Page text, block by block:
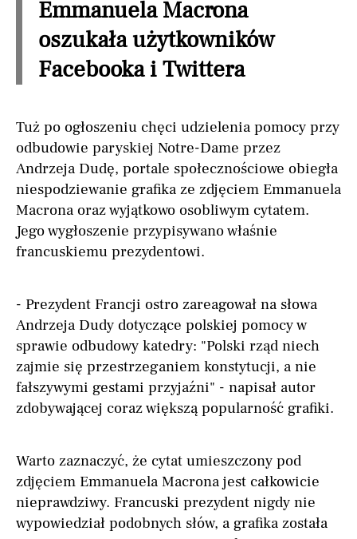
Emmanuela Macrona
oszukała użytkowników
Facebooka i Twittera
Tuż po ogłoszeniu chęci udzielenia pomocy przy
odbudowie paryskiej Notre-Dame przez
Andrzeja Dudę, portale społecznościowe obiegła
niespodziewanie grafika ze zdjęciem Emmanuela
Macrona oraz wyjątkowo osobliwym cytatem.
Jego wygłoszenie przypisywano właśnie
francuskiemu prezydentowi.
- Prezydent Francji ostro zareagował na słowa
Andrzeja Dudy dotyczące polskiej pomocy w
sprawie odbudowy katedry: "Polski rząd niech
zajmie się przestrzeganiem konstytucji, a nie
fałszywymi gestami przyjaźni" - napisał autor
zdobywającej coraz większą popularność grafiki.
Warto zaznaczyć, że cytat umieszczony pod
zdjęciem Emmanuela Macrona jest całkowicie
nieprawdziwy. Francuski prezydent nigdy nie
wypowiedział podobnych słów, a grafika została